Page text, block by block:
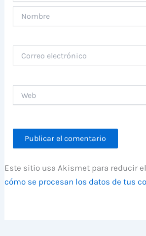
electrónico
Este sitio usa Akismet para reducir
cómo se procesan los datos de tus